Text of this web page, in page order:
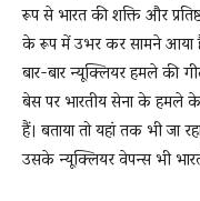
रूप से भारत की शक्ति और
के रूप में उभर कर सामने आया
बार-बार न्यूक्लियर हमले की
बेस पर भारतीय सेना के हमले
हैं। बताया तो यहां तक भी जा
उसके न्यूक्लियर वेपन्स भी